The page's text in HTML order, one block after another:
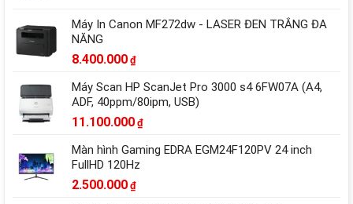
Máy In Canon MF272dw - LASER ĐEN TRẮNG ĐA
NĂNG
8.400.000 ₫
Máy Scan HP ScanJet Pro 3000 s4 6FW07A (A4,
ADF, 40ppm/80ipm, USB)
11.100.000 ₫
Màn hình Gaming EDRA EGM24F120PV 24 inch
FullHD 120Hz
2.500.000 ₫